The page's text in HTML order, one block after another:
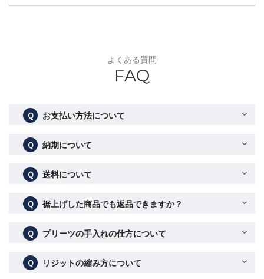
よくある質問
FAQ
Ｑ お支払い方法について
Ｑ 納期について
Ｑ 送料について
Ｑ 裾上げした商品でも返品できますか？
Ｑ プリーツの手入れの仕方について
Ｑ リジットの縮み方について